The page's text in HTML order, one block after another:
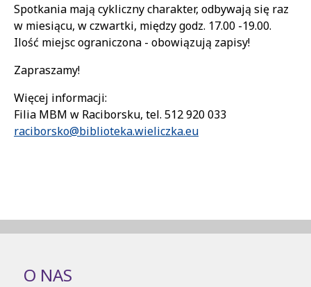
Spotkania mają cykliczny charakter, odbywają się raz
w miesiącu, w czwartki, między godz. 17.00 -19.00.
Ilość miejsc ograniczona - obowiązują zapisy!
Zapraszamy!
Więcej informacji:
Filia MBM w Raciborsku, tel. 512 920 033
raciborsko@biblioteka.wieliczka.eu
O NAS